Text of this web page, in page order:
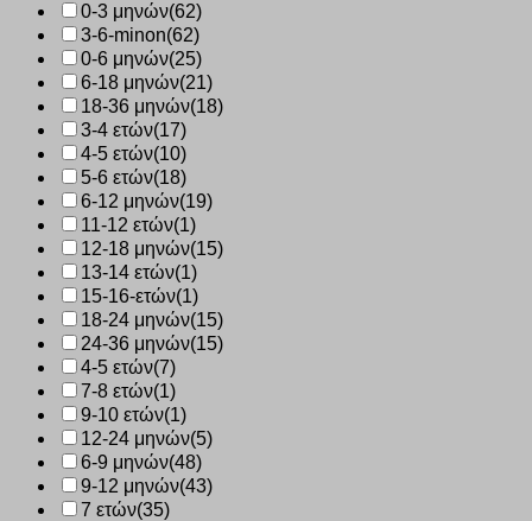
0-3 μηνών(62)
3-6-minon(62)
0-6 μηνών(25)
6-18 μηνών(21)
18-36 μηνών(18)
3-4 ετών(17)
4-5 ετών(10)
5-6 ετών(18)
6-12 μηνών(19)
11-12 ετών(1)
12-18 μηνών(15)
13-14 ετών(1)
15-16-ετών(1)
18-24 μηνών(15)
24-36 μηνών(15)
4-5 ετών(7)
7-8 ετών(1)
9-10 ετών(1)
12-24 μηνών(5)
6-9 μηνών(48)
9-12 μηνών(43)
7 ετών(35)